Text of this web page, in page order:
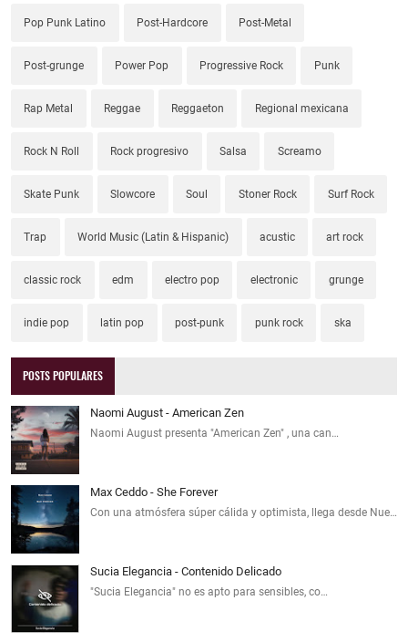
Pop Punk Latino Post-Hardcore Post-Metal
Post-grunge Power Pop Progressive Rock Punk
Rap Metal Reggae Reggaeton Regional mexicana
Rock N Roll Rock progresivo Salsa Screamo
Skate Punk Slowcore Soul Stoner Rock Surf Rock
Trap World Music (Latin & Hispanic) acustic art rock
classic rock edm electro pop electronic grunge
indie pop latin pop post-punk punk rock ska
POSTS POPULARES
Naomi August - American Zen
Naomi August presenta "American Zen" , una can…
Max Ceddo - She Forever
Con una atmósfera súper cálida y optimista, llega desde Nue…
Sucia Elegancia - Contenido Delicado
"Sucia Elegancia" no es apto para sensibles, co…